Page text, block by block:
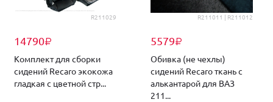
R211029
14790₽
Комплект для сборки
сидений Recaro экокожа
гладкая с цветной стр...
R211011 | R211012
5579₽
Обивка (не чехлы)
сидений Recaro ткань с
алькантарой для ВАЗ
211...